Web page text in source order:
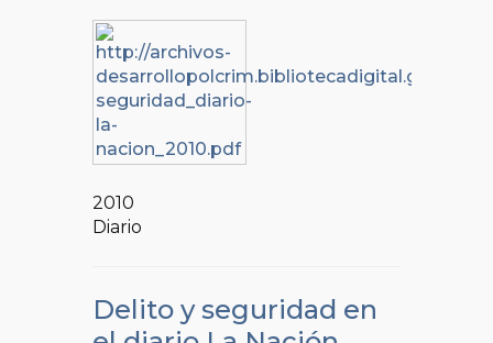
2010
Diario
Delito y seguridad en